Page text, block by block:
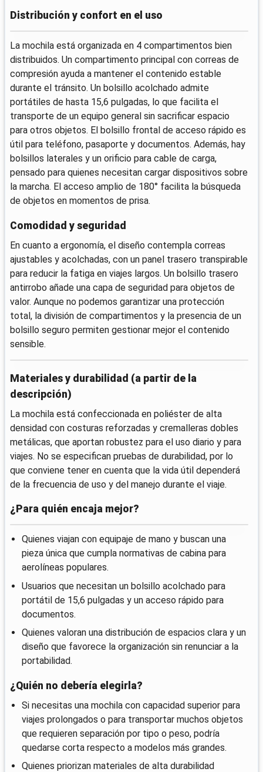
Distribución y confort en el uso
La mochila está organizada en 4 compartimentos bien
distribuidos. Un compartimento principal con correas de
compresión ayuda a mantener el contenido estable
durante el tránsito. Un bolsillo acolchado admite
portátiles de hasta 15,6 pulgadas, lo que facilita el
transporte de un equipo general sin sacrificar espacio
para otros objetos. El bolsillo frontal de acceso rápido es
útil para teléfono, pasaporte y documentos. Además, hay
bolsillos laterales y un orificio para cable de carga,
pensado para quienes necesitan cargar dispositivos sobre
la marcha. El acceso amplio de 180° facilita la búsqueda
de objetos en momentos de prisa.
Comodidad y seguridad
En cuanto a ergonomía, el diseño contempla correas
ajustables y acolchadas, con un panel trasero transpirable
para reducir la fatiga en viajes largos. Un bolsillo trasero
antirrobo añade una capa de seguridad para objetos de
valor. Aunque no podemos garantizar una protección
total, la división de compartimentos y la presencia de un
bolsillo seguro permiten gestionar mejor el contenido
sensible.
Materiales y durabilidad (a partir de la
descripción)
La mochila está confeccionada en poliéster de alta
densidad con costuras reforzadas y cremalleras dobles
metálicas, que aportan robustez para el uso diario y para
viajes. No se especifican pruebas de durabilidad, por lo
que conviene tener en cuenta que la vida útil dependerá
de la frecuencia de uso y del manejo durante el viaje.
¿Para quién encaja mejor?
Quienes viajan con equipaje de mano y buscan una
pieza única que cumpla normativas de cabina para
aerolíneas populares.
Usuarios que necesitan un bolsillo acolchado para
portátil de 15,6 pulgadas y un acceso rápido para
documentos.
Quienes valoran una distribución de espacios clara y un
diseño que favorece la organización sin renunciar a la
portabilidad.
¿Quién no debería elegirla?
Si necesitas una mochila con capacidad superior para
viajes prolongados o para transportar muchos objetos
que requieren separación por tipo o peso, podría
quedarse corta respecto a modelos más grandes.
Quienes priorizan materiales de alta durabilidad